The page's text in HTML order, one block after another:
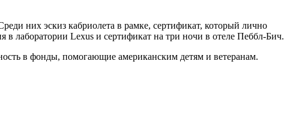
них эскиз кабриолета в рамке, сертификат, который лично
лаборатории Lexus и сертификат на три ночи в отеле Пеббл-Бич.
в фонды, помогающие американским детям и ветеранам.